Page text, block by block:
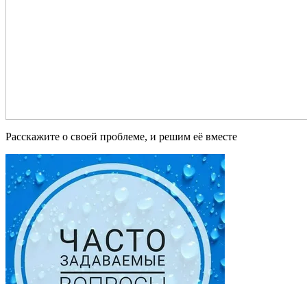
Расскажите о своей проблеме, и решим её вместе